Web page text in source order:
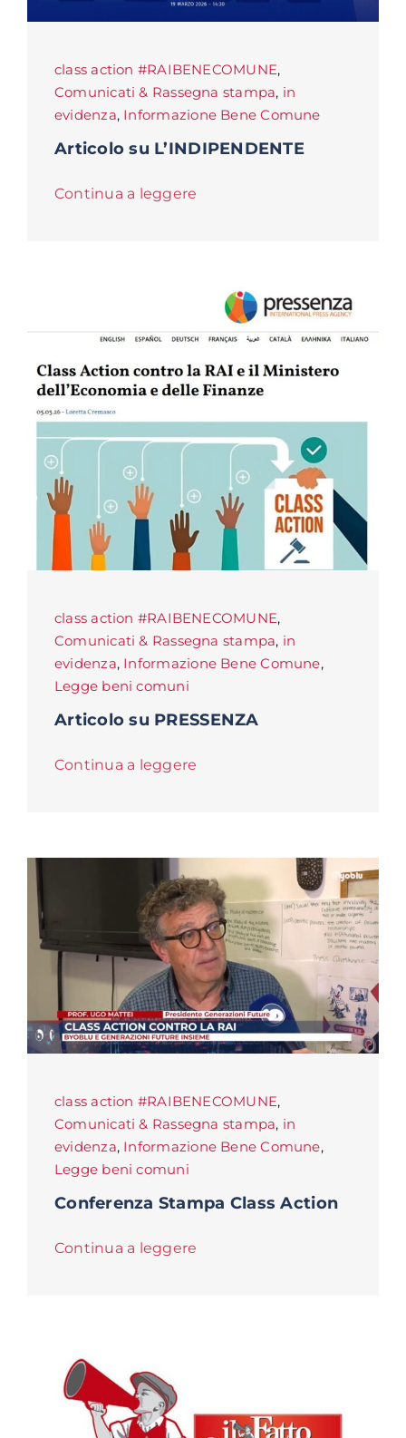
class action #RAIBENECOMUNE,
Comunicati & Rassegna stampa, in
evidenza, Informazione Bene Comune
Articolo su L’INDIPENDENTE
Continua a leggere
class action #RAIBENECOMUNE,
Comunicati & Rassegna stampa, in
evidenza, Informazione Bene Comune,
Legge beni comuni
Articolo su PRESSENZA
Continua a leggere
class action #RAIBENECOMUNE,
Comunicati & Rassegna stampa, in
evidenza, Informazione Bene Comune,
Legge beni comuni
Conferenza Stampa Class Action
Continua a leggere